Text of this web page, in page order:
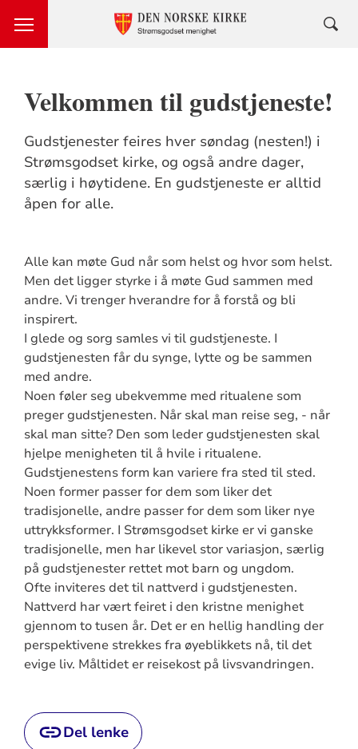
Velkommen til gudstjeneste!
Gudstjenester feires hver søndag (nesten!) i
Strømsgodset kirke, og også andre dager,
særlig i høytidene. En gudstjeneste er alltid
åpen for alle.
Alle kan møte Gud når som helst og hvor som helst.
Men det ligger styrke i å møte Gud sammen med
andre. Vi trenger hverandre for å forstå og bli
inspirert.
I glede og sorg samles vi til gudstjeneste. I
gudstjenesten får du synge, lytte og be sammen
med andre.
Noen føler seg ubekvemme med ritualene som
preger gudstjenesten. Når skal man reise seg, - når
skal man sitte? Den som leder gudstjenesten skal
hjelpe menigheten til å hvile i ritualene.
Gudstjenestens form kan variere fra sted til sted.
Noen former passer for dem som liker det
tradisjonelle, andre passer for dem som liker nye
uttrykksformer. I Strømsgodset kirke er vi ganske
tradisjonelle, men har likevel stor variasjon, særlig
på gudstjenester rettet mot barn og ungdom.
Ofte inviteres det til nattverd i gudstjenesten.
Nattverd har vært feiret i den kristne menighet
gjennom to tusen år. Det er en hellig handling der
perspektivene strekkes fra øyeblikkets nå, til det
evige liv. Måltidet er reisekost på livsvandringen.
Del lenke